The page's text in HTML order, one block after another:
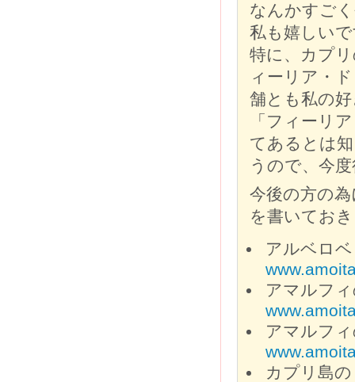
なんかすご
私も嬉しい
特に、カプ
ィーリア・
舗とも私の
「フィーリ
てあるとは
うので、今
今後の方の
を書いてお
アルベロ
アマルフ
アマルフ
カプリ島